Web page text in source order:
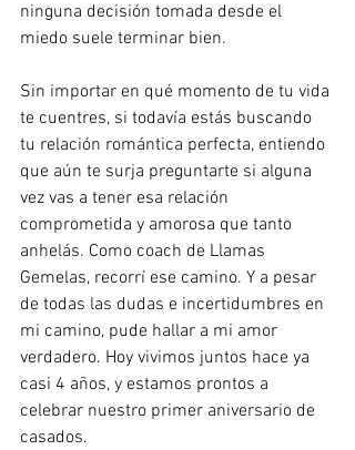
ninguna decisión tomada desde el
miedo suele terminar bien.
Sin importar en qué momento de tu vida
te cuentres, si todavía estás buscando
tu relación romántica perfecta, entiendo
que aún te surja preguntarte si alguna
vez vas a tener esa relación
comprometida y amorosa que tanto
anhelás. Como coach de Llamas
Gemelas, recorrí ese camino. Y a pesar
de todas las dudas e incertidumbres en
mi camino, pude hallar a mi amor
verdadero. Hoy vivimos juntos hace ya
casi 4 años, y estamos prontos a
celebrar nuestro primer aniversario de
casados.